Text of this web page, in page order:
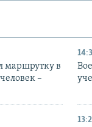
маршрутку в
–